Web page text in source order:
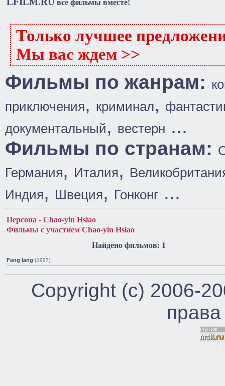
все фильмы вместе!
Только лучшее
Мы вас ждем >>
Фильмы по жанрам:
приключения, криминал,
документальный, вестерн ...
Фильмы по странам:
Германия, Италия,
Индия, Швеция, Гонконг ...
Персона - Chao-yin Hsiao
Фильмы с участием Chao-yin Hsiao
Найдено фильмов: 1
Fang lang (1997)
Copyright (c) 2006-